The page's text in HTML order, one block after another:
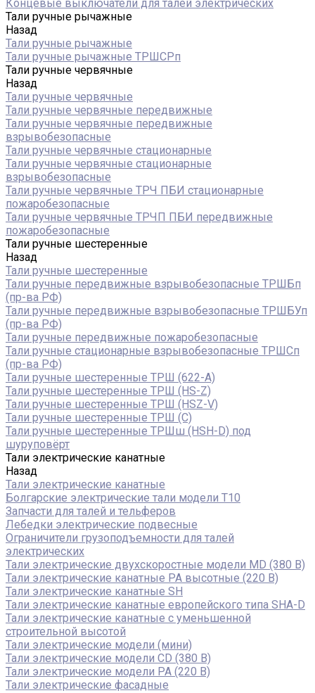
Концевые выключатели для талей электрических
Тали ручные рычажные
Назад
Тали ручные рычажные
Тали ручные рычажные ТРШСРп
Тали ручные червячные
Назад
Тали ручные червячные
Тали ручные червячные передвижные
Тали ручные червячные передвижные
взрывобезопасные
Тали ручные червячные стационарные
Тали ручные червячные стационарные
взрывобезопасные
Тали ручные червячные ТРЧ ПБИ стационарные
пожаробезопасные
Тали ручные червячные ТРЧП ПБИ передвижные
пожаробезопасные
Тали ручные шестеренные
Назад
Тали ручные шестеренные
Тали ручные передвижные взрывобезопасные ТРШБп
(пр-ва РФ)
Тали ручные передвижные взрывобезопасные ТРШБУп
(пр-ва РФ)
Тали ручные передвижные пожаробезопасные
Тали ручные стационарные взрывобезопасные ТРШСп
(пр-ва РФ)
Тали ручные шестеренные ТРШ (622-A)
Тали ручные шестеренные ТРШ (HS-Z)
Тали ручные шестеренные ТРШ (HSZ-V)
Тали ручные шестеренные ТРШ (С)
Тали ручные шестеренные ТРШш (HSH-D) под
шуруповёрт
Тали электрические канатные
Назад
Тали электрические канатные
Болгарские электрические тали модели T10
Запчасти для талей и тельферов
Лебедки электрические подвесные
Ограничители грузоподъемности для талей
электрических
Тали электрические двухскоростные модели MD (380 В)
Тали электрические канатные PA высотные (220 В)
Тали электрические канатные SH
Тали электрические канатные европейского типа SHA-D
Тали электрические канатные с уменьшенной
строительной высотой
Тали электрические модели (мини)
Тали электрические модели CD (380 В)
Тали электрические модели РА (220 В)
Тали электрические фасадные